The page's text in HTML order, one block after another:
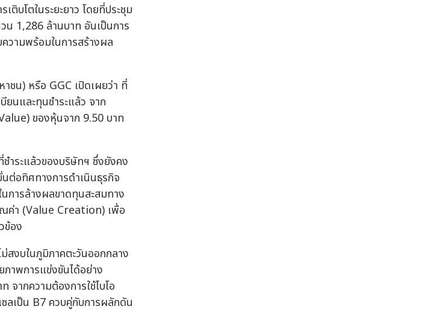
บโตในระยะยาว โดยที่ประชุม
น 1,286 ล้านบาท อันเป็นการ
วามพร้อมในการสร้างผล
ชน) หรือ GGC เปิดเผยว่า ที่
นและทุนชำระแล้ว จาก
ของหุ้นจาก 9.50 บาท
ำระแล้วของบริษัทฯ ซึ่งยังคง
ต่อทิศทางการดำเนินธุรกิจ
การล้างผลขาดทุนสะสมทาง
ณค่า (Value Creation) เพื่อ
ข้อง
งบในภูมิภาคตะวันออกกลาง
าพการแข่งขันได้อย่าง
จากความต้องการใช้ไบโอ
ลเป็น B7 ควบคู่กับการผลักดัน